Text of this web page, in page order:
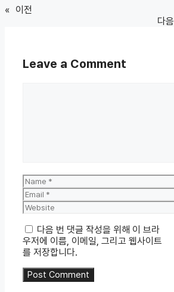
« 이전
다음
Leave a Comment
Name
Email
Website
다음 번 댓글 작성을 위해 이 브라
우저에 이름, 이메일, 그리고 웹사이트
를 저장합니다.